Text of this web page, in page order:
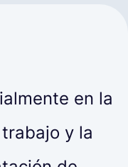
en la
trabajo y la